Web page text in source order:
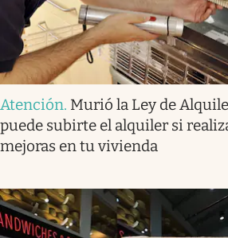
Atención. Murió la Ley de
puede subirte el alquiler si
mejoras en tu vivienda